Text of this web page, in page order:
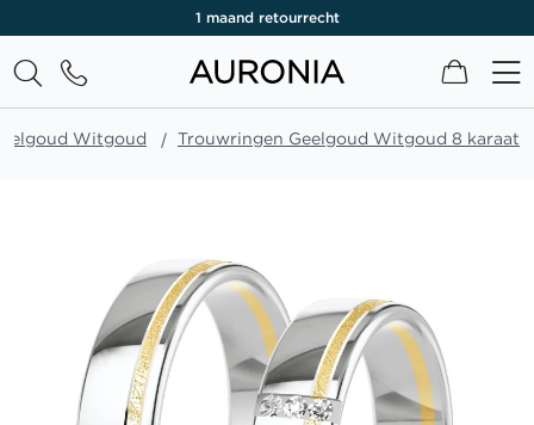
1 maand retourrecht
Witgoud Trouwringen Geelgoud Witgoud 8 karaat
afbeeldingen-